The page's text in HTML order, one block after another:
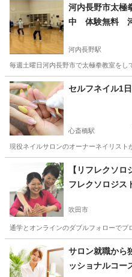
河内長野市太
中 体験無料
河内長野駅
毎週土曜日河内長野市で太極拳教室を
大阪 河内長野市 河内長野駅
セルフネイル1
心斎橋駅
現役ネイルサロンのオーナーネイリス
大阪市 心斎橋駅 ネイ
【リフレクソ
フレクソロジス
吹田市
通学とオンラインのダブルフォローで
吹田市 リフレクソロジー
サロン就職から
ッショナルコ